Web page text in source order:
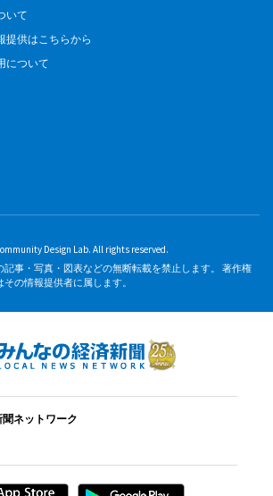
いて
提供はこちらから
について
Design Lab. All rights reserved.
記事・写真・図表などの無断転載を禁止します。 著作権
の情報提供者に属します。
ネットワーク